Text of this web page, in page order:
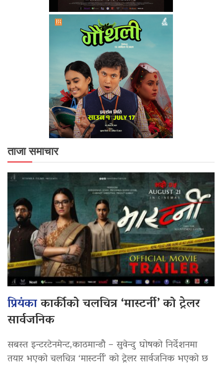
ताजा समाचार
प्रियंकाकार्कीको चलचित्र ‘मास्टर्नी’ को ट्रेलर
सार्वजनिक
सबस्त इन्टरटेनमेन्ट,काठमान्डौ – सुवेन्दु घोषको निर्देशनमा
तयार भएको चलचित्र ‘मास्टर्नी’ को ट्रेलर सार्वजनिक भएको छ